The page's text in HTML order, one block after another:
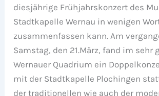
diesjährige Frühjahrskonzert des
Stadtkapelle Wernau in wenigen
zusammenfassen kann. Am
Samstag, den 21.März, fand im sehr
Wernauer Quadrium ein
mit der Stadtkapelle Plochingen
der traditionellen wie auch der